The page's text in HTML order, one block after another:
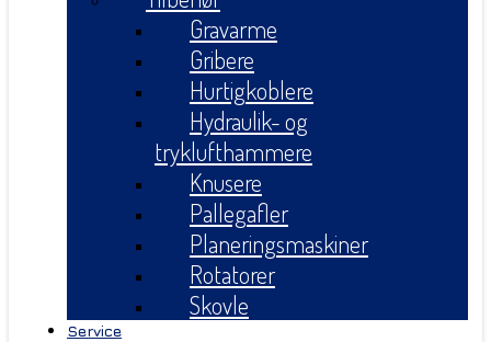
Gravarme
Gribere
Hurtigkoblere
Hydraulik- og
tryklufthammere
Knusere
Pallegafler
Planeringsmaskiner
Rotatorer
Skovle
Service